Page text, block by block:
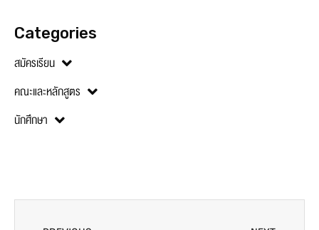
Categories
สมัครเรียน
คณะและหลักสูตร
นักศึกษา